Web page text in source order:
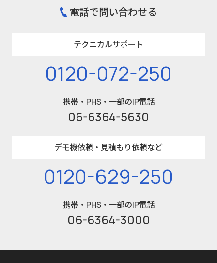
電話で問い合わせる
テクニカルサポート
0120-072-250
携帯・PHS・一部のIP電話
06-6364-5630
デモ機依頼・見積もり依頼など
0120-629-250
携帯・PHS・一部のIP電話
06-6364-3000